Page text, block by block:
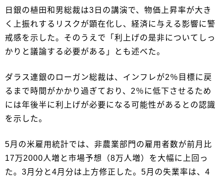
日銀の植田和男総裁は3日の講演で、物価上昇率が大き
く上振れするリスクが顕在化し、経済に与える影響に警
戒感を示した。そのうえで「利上げの是非についてしっ
かりと議論する必要がある」とも述べた。
ダラス連銀のローガン総裁は、インフレが2％目標に戻
るまで時間がかかり過ぎており、2％に低下させるため
には年後半に利上げが必要になる可能性があるとの認識
を示した。
5月の米雇用統計では、非農業部門の雇用者数が前月比
17万2000人増と市場予想（8万人増）を大幅に上回っ
た。3月分と4月分は上方修正した。5月の失業率は、4